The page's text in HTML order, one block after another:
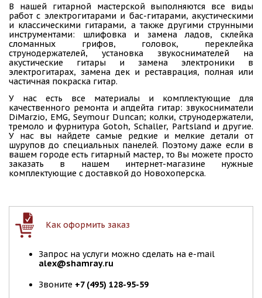
В нашей гитарной мастерской выполняются все виды
работ с электрогитарами и бас-гитарами, акустическими
и классическими гитарами, а также другими струнными
инструментами: шлифовка и замена ладов, склейка
сломанных грифов, головок, переклейка
струнодержателей, установка звукоснимателей на
акустические гитары и замена электроники в
электрогитарах, замена дек и реставрация, полная или
частичная покраска гитар.
У нас есть все материалы и комплектующие для
качественного ремонта и апдейта гитар: звукосниматели
DiMarzio, EMG, Seymour Duncan; колки, струнодержатели,
тремоло и фурнитура Gotoh, Schaller, Partsland и другие.
У нас вы найдете самые редкие и мелкие детали от
шурупов до специальных панелей. Поэтому даже если в
вашем городе есть гитарный мастер, то Вы можете просто
заказать в нашем интернет-магазине нужные
комплектующие с доставкой до Новохоперска.
Как оформить заказ
Запрос на услуги можно сделать на e-mail
alex@shamray.ru
Звоните +7 (495) 128-95-59